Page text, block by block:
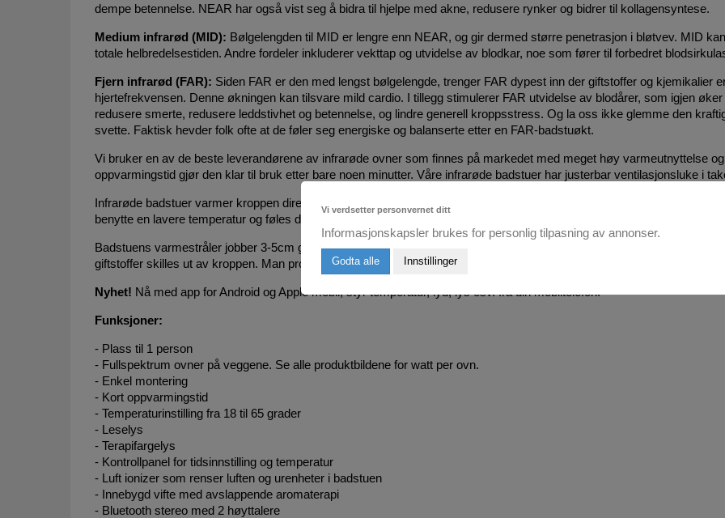
dempe betennelse. NEAR har også vist seg å bidra til hjelpe med akne, redusere rynker og bidrer til kollagensyntese.
Medium infrarød (MID): Bølgelengden til MID er lengre enn NEAR, og gir dermed større penetrasjon i bløtvev. MID
totale helbredelsestiden. Andre fordeler inkluderer vekttap og utvidelse av blodkar, noe som fører til forbedret
Fjern infrarød (FAR): Siden FAR er den med lengst bølgelengde, trenger FAR dypest inn der giftstoffer og kjemikalier
hjertefrekvensen. Denne økningen kan tilsvare mild cardio. I tillegg stimulerer FAR utvidelse av blodårer, som igjen
redusere smerte, redusere leddstivhet og betennelse, og lindre generell kroppsstress. Og la oss ikke glemme den
svette. Faktisk hevder folk ofte at de føler seg energiske og balanserte etter en FAR-badstuøkt.
Vi bruker en av de beste leverandørene av infrarøde ovner som finnes på markedet med meget høy varmeutnyttelse
oppvarmingstid gjør den klar til bruk etter bare noen minutter. Våre infrarøde badstuer har justerbar ventilasjonsluke i
Infrarøde badstuer varmer kroppen direkte slik som solen. Tradisjonelle badstuer varmer opp luften, og mange
benytte en lavere temperatur og føles derfor mer behagelig for mange. Vi anbefaler 55 grader for best effekt.
Badstuens varmestråler jobber 3-5cm gjennom huden og gir derfor mange positive helse effekter som oppmyking av
giftstoffer skilles ut av kroppen. Man produserer dobbelt så mye svette enn i vanlig tradisjonell badstue og du forbrenner
Nyhet! Nå med app for Android og Apple mobil, styr temperatur, lyd, lys osv. fra din mobiltelefon!
Funksjoner:
- Plass til 1 person
- Fullspektrum ovner på veggene. Se alle produktbildene for watt per ovn.
- Enkel montering
- Kort oppvarmingstid
- Temperaturinstilling fra 18 til 65 grader
- Leselys
- Terapifargelys
- Kontrollpanel for tidsinnstilling og temperatur
- Luft ionizer som renser luften og urenheter i badstuen
- Innebygd vifte med avslappende aromaterapi
- Bluetooth stereo med 2 høyttalere
Vi verdsetter personvernet ditt
Informasjonskapsler brukes for personlig tilpasning av annonser.
Godta alle Innstillinger